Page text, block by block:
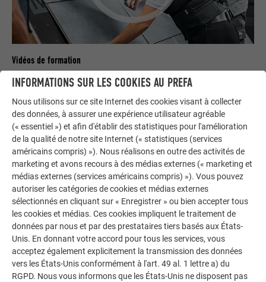
Vidéos de formation
Vous trouverez ici des vidéos de formation de PREFA
général.
ACCÈS AUX VIDÉOS DE FORMATION
INFORMATIONS SUR LES COOKIES AU PREFA
Nous utilisons sur ce site Internet des cookies visant à collecter
des données, à assurer une expérience utilisateur agréable
(« essentiel ») et afin d'établir des statistiques pour l'amélioration
de la qualité de notre site Internet (« statistiques (services
américains compris) »). Nous réalisons en outre des activités de
marketing et avons recours à des médias externes (« marketing et
médias externes (services américains compris) »). Vous pouvez
autoriser les catégories de cookies et médias externes
sélectionnés en cliquant sur « Enregistrer » ou bien accepter tous
les cookies et médias. Ces cookies impliquent le traitement de
données par nous et par des prestataires tiers basés aux États-
Unis. En donnant votre accord pour tous les services, vous
acceptez également explicitement la transmission des données
vers les États-Unis conformément à l'art. 49 al. 1 lettre a) du
RGPD. Nous vous informons que les États-Unis ne disposent pas